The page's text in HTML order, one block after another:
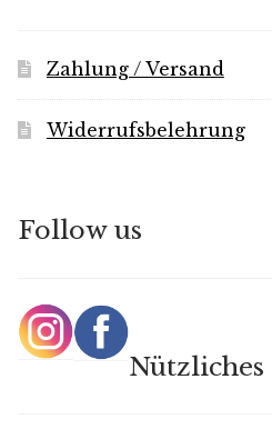
Zahlung / Versand
Widerrufsbelehrung
Follow us
Nützliches